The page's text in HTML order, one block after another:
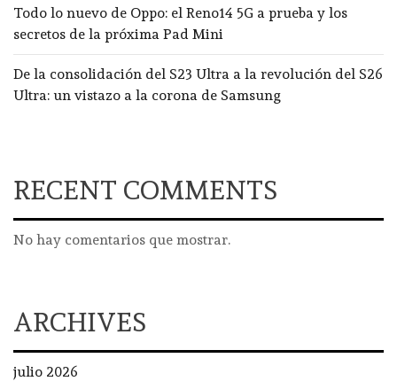
Todo lo nuevo de Oppo: el Reno14 5G a prueba y los
secretos de la próxima Pad Mini
De la consolidación del S23 Ultra a la revolución del S26
Ultra: un vistazo a la corona de Samsung
RECENT COMMENTS
No hay comentarios que mostrar.
ARCHIVES
julio 2026